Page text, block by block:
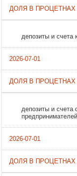
депозиты и счета
депозиты и счета
предпринимателей